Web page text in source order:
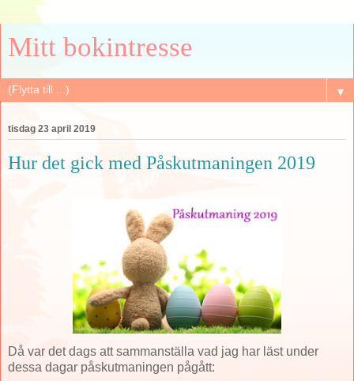
Mitt bokintresse
▼
tisdag 23 april 2019
Hur det gick med Påskutmaningen 2019
Då var det dags att sammanställa vad jag har läst under
dessa dagar påskutmaningen pågått: